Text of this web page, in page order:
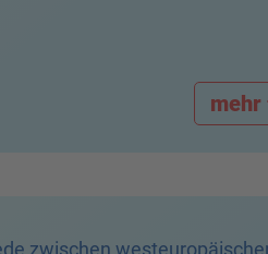
mehr
zwischen